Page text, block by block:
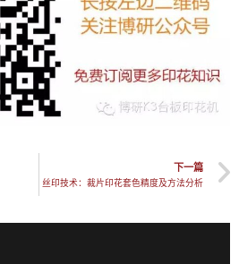
下一篇
丝印技术：裁片印花套色精度及方法分析